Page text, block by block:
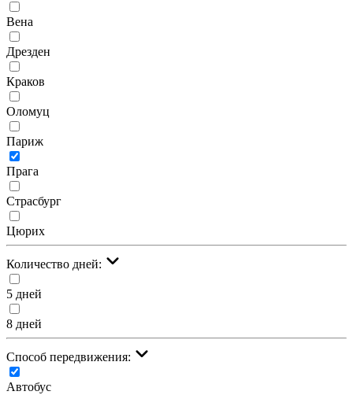
Вена
Дрезден
Краков
Оломуц
Париж
Прага
Страсбург
Цюрих
Количество дней:
5 дней
8 дней
Cпособ передвижения:
Автобус